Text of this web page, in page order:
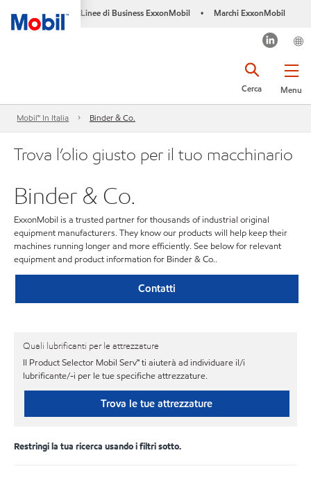
Linee di Business ExxonMobil • Marchi ExxonMobil
Menu
Cerca
Mobil™ In Italia Binder & Co.
Trova l’olio giusto per il tuo macchinario
Binder & Co.
ExxonMobil is a trusted partner for thousands of industrial original
equipment manufacturers. They know our products will help keep their
machines running longer and more efficiently. See below for relevant
equipment and product information for Binder & Co..
Contatti
Quali lubrificanti per le attrezzature
Il Product Selector Mobil Serv℠ ti aiuterà ad individuare il/i
lubrificante/-i per le tue specifiche attrezzature.
Trova le tue attrezzature
Restringi la tua ricerca usando i filtri sotto.